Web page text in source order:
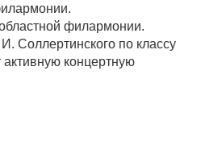
филармонии.
Соллертинского по классу
концертную